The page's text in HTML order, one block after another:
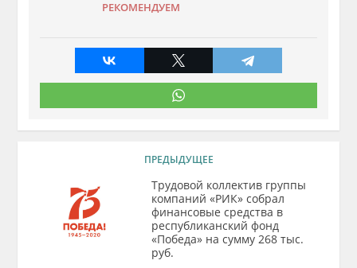
РЕКОМЕНДУЕМ
ПРЕДЫДУЩЕЕ
Трудовой коллектив группы
компаний «РИК» собрал
финансовые средства в
республиканский фонд
«Победа» на сумму 268 тыс.
руб.